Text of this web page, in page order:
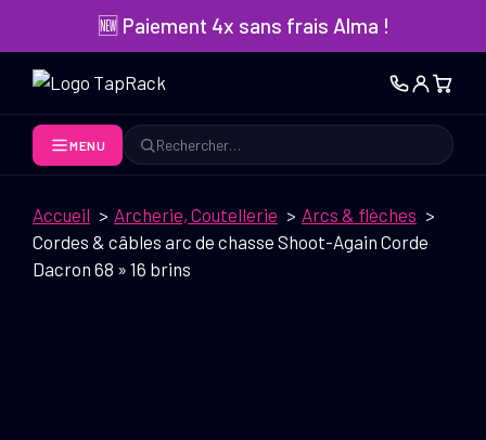
contenu
🆕 Paiement 4x sans frais Alma !
MENU
Rechercher
Accueil Archerie, Coutellerie
Arcs & flèches
Cordes & câbles arc de chasse Shoot-Again Corde
Dacron 68 » 16 brins